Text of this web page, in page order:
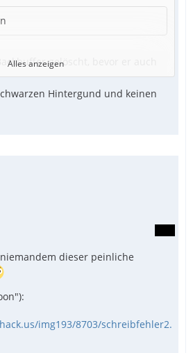
gelöscht, bevor er auch
gemalt werden konnte.
ohne die letzte Funktion
Alles anzeigen
Hintergund und keinen
dieser peinliche
img193/8703/schreibfehler2.